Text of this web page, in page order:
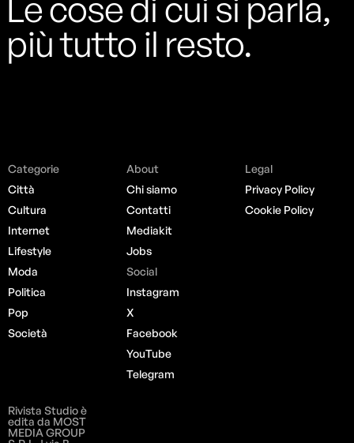
Le cose di cui si parla,
più tutto il resto.
Categorie
Città
Cultura
Internet
Lifestyle
Moda
Politica
Pop
Società
About
Chi siamo
Contatti
Mediakit
Jobs
Social
Instagram
X
Facebook
YouTube
Telegram
Legal
Privacy Policy
Cookie Policy
Rivista Studio è
edita da MOST
MEDIA GROUP